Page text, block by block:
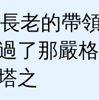
老的帶
了那嚴
之